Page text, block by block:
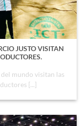
JUSTO VISITAN
mundo visitan las
[...]